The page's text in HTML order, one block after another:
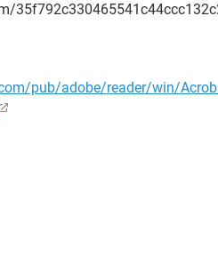
pub/adobe/reader/win/